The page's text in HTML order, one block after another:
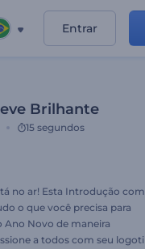
Entrar
Brilhante
15 segundos
no ar! Esta Introdução com
o que você precisa para
Ano Novo de maneira
a todos com seu